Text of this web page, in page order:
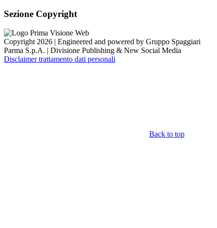
Sezione Copyright
Copyright 2026 | Engineered and powered by Gruppo Spaggiari
Parma S.p.A. | Divisione Publishing & New Social Media
Disclaimer trattamento dati personali
Back to top